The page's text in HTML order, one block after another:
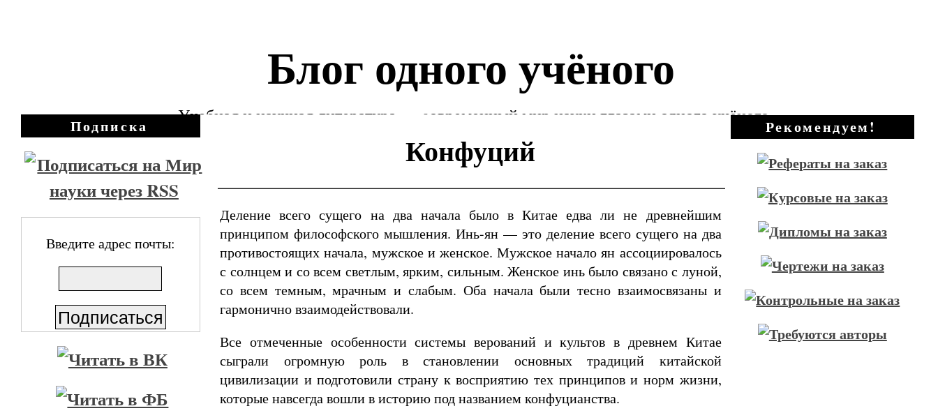
Блог одного учёного
Учебная и научная литература — cовременный мир науки глазами одного учёного
Подписка
Введите адрес почты:
Конфуций
Деление всего сущего на два начала было в Китае едва ли не древнейшим
принципом философского мышления. Инь-ян — это деление всего сущего на два
противостоящих начала, мужское и женское. Мужское начало ян ассоциировалось
с солнцем и со всем светлым, ярким, сильным. Женское инь было связано с луной,
со всем темным, мрачным и слабым. Оба начала были тесно взаимосвязаны и
гармонично взаимодействовали.
Все отмеченные особенности системы верований и культов в древнем Китае
сыграли огромную роль в становлении основных традиций китайской
цивилизации и подготовили страну к восприятию тех принципов и норм жизни,
которые навсегда вошли в историю под названием конфуцианства.
Рекомендуем!